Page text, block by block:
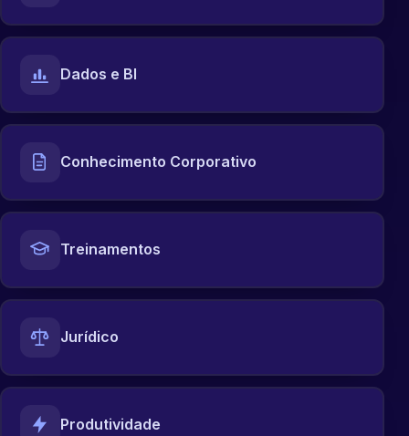
Dados e BI
Conhecimento Corporativo
Treinamentos
Jurídico
Produtividade